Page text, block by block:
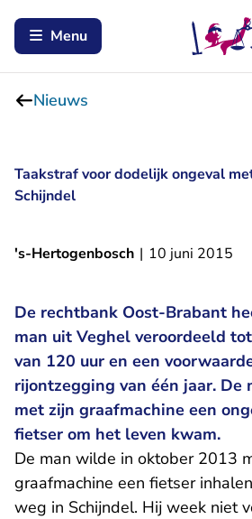
Menu
Nieuws
Taakstraf voor dodelijk ongeval
Schijndel
's-Hertogenbosch | 10 juni 2015
De rechtbank Oost-Brabant
man uit Veghel veroordeeld
van 120 uur en een
rijontzegging van één jaar. De
met zijn graafmachine een
fietser om het leven kwam.
De man wilde in oktober 2013
graafmachine een fietser
weg in Schijndel. Hij week niet